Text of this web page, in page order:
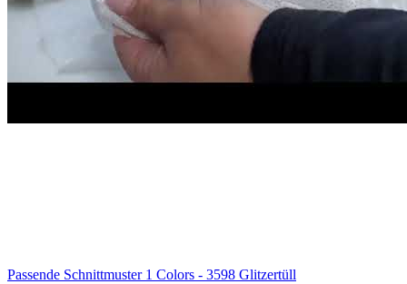
Passende Schnittmuster 1 Colors - 3598 Glitzertüll